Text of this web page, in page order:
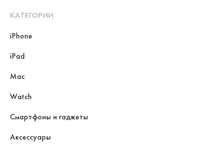
КАТЕГОРИИ
iPhone
iPad
Mac
Watch
Смартфоны и гаджеты
Аксессуары